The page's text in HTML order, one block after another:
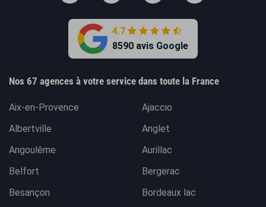
4.7
8590 avis Google
Nos 67 agences à votre service dans toute la France
Aix-en-Provence
Ajaccio
Albertville
Anglet
Angoulême
Aurillac
Belfort
Bergerac
Besançon
Bordeaux lac